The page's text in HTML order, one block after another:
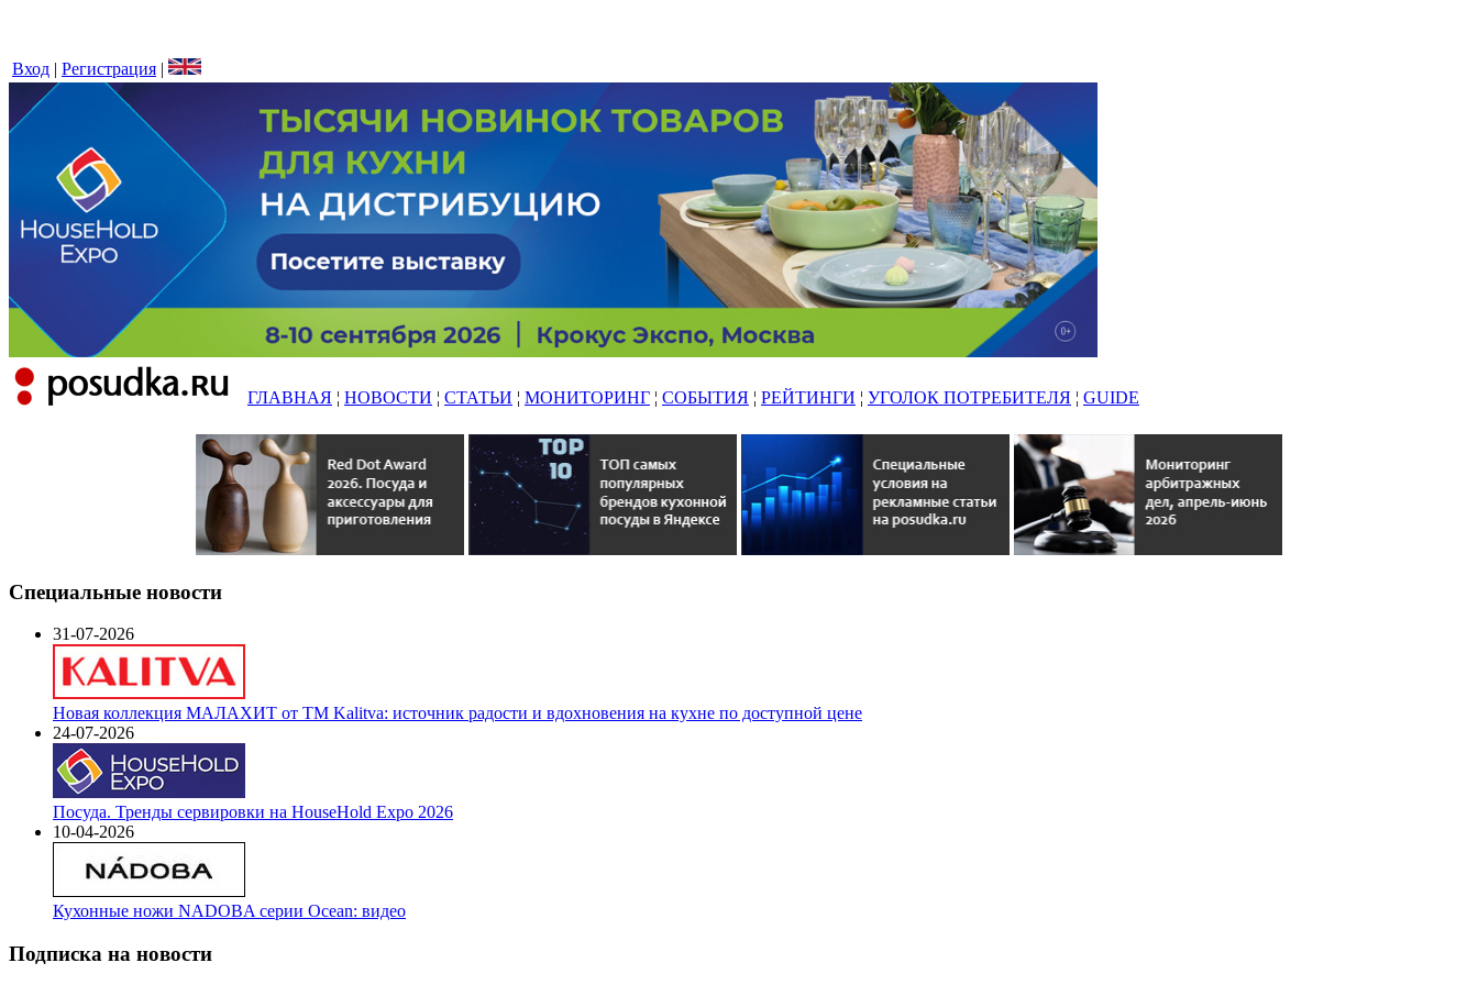
Вход | Регистрация |
ГЛАВНАЯ ¦ НОВОСТИ ¦ СТАТЬИ ¦ МОНИТОРИНГ ¦ СОБЫТИЯ ¦ РЕЙТИНГИ ¦ УГОЛОК ПОТРЕБИТЕЛЯ ¦ GUIDE
Специальные новости
31-07-2026
Новая коллекция МАЛАХИТ от ТМ Kalitva: источник радости и вдохновения на кухне по доступной цене
24-07-2026
Посуда. Тренды сервировки на HouseHold Expo 2026
10-04-2026
Кухонные ножи NADOBA серии Ocean: видео
Подписка на новости